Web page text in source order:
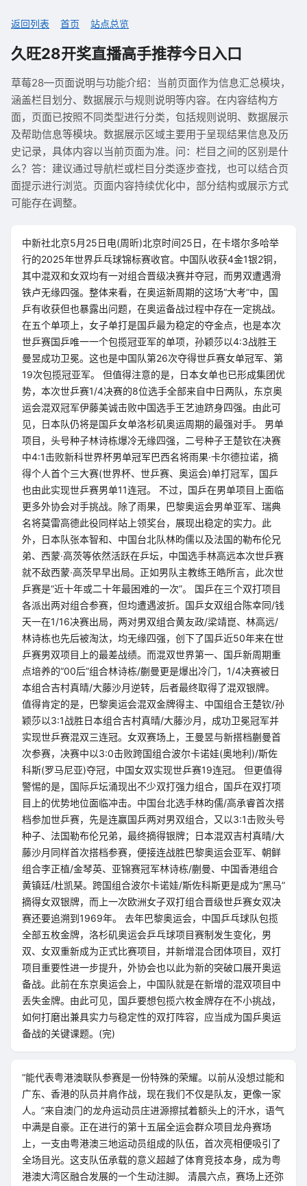
返回列表 首页 站点总览
久旺28开奖直播高手推荐今日入口
草莓28—页面说明与功能介绍：当前页面作为信息汇总模块，
涵盖栏目划分、数据展示与规则说明等内容。在内容结构方
面，页面已按照不同类型进行分类，包括规则说明、数据展示
及帮助信息等模块。数据展示区域主要用于呈现结果信息及历
史记录，具体内容以当前页面为准。问：栏目之间的区别是什
么？答：建议通过导航栏或栏目分类逐步查找，也可以结合页
面提示进行浏览。页面内容持续优化中，部分结构或展示方式
可能存在调整。
中新社北京5月25日电(周昕)北京时间25日，在卡塔尔多哈举
行的2025年世界乒乓球锦标赛收官。中国队收获4金1银2铜，
其中混双和女双均有一对组合晋级决赛并夺冠，而男双遭遇滑
铁卢无缘四强。整体来看，在奥运新周期的这场“大考”中，国
乒有收获但也暴露出问题，在奥运备战过程中存在一定挑战。
在五个单项上，女子单打是国乒最为稳定的夺金点，也是本次
世乒赛国乒唯一一个包揽冠亚军的单项，孙颖莎以4:3战胜王
曼昱成功卫冕。这也是中国队第26次夺得世乒赛女单冠军、第
19次包揽冠亚军。 但值得注意的是，日本女单也已形成集团优
势，本次世乒赛1/4决赛的8位选手全部来自中日两队，东京奥
运会混双冠军伊藤美诚击败中国选手王艺迪跻身四强。由此可
见，日本队仍将是国乒女单洛杉矶奥运周期的最强对手。 男单
项目，头号种子林诗栋爆冷无缘四强，二号种子王楚钦在决赛
中4:1击败新科世界杯男单冠军巴西名将雨果·卡尔德拉诺，摘
得个人首个三大赛(世界杯、世乒赛、奥运会)单打冠军，国乒
也由此实现世乒赛男单11连冠。 不过，国乒在男单项目上面临
更多外协会对手挑战。除了雨果，巴黎奥运会男单亚军、瑞典
名将莫雷高德此役同样站上领奖台，展现出稳定的实力。此
外，日本队张本智和、中国台北队林昀儒以及法国的勒布伦兄
弟、西蒙·高茨等依然活跃在乒坛，中国选手林高远本次世乒赛
就不敌西蒙·高茨早早出局。正如男队主教练王皓所言，此次世
乒赛是“近十年或二十年最困难的一次”。 国乒在三个双打项目
各派出两对组合参赛，但均遭遇波折。国乒女双组合陈幸同/钱
天一在1/16决赛出局，两对男双组合黄友政/梁靖崑、林高远/
林诗栋也先后被淘汰，均无缘四强，创下了国乒近50年来在世
乒赛男双项目上的最差战绩。而混双世界第一、国乒新周期重
点培养的“00后”组合林诗栋/蒯曼更是爆出冷门，1/4决赛被日
本组合吉村真晴/大藤沙月逆转，后者最终取得了混双银牌。
值得肯定的是，巴黎奥运会混双金牌得主、中国组合王楚钦/孙
颖莎以3:1战胜日本组合吉村真晴/大藤沙月，成功卫冕冠军并
实现世乒赛混双三连冠。女双赛场上，王曼昱与新搭档蒯曼首
次参赛，决赛中以3:0击败跨国组合波尔卡诺娃(奥地利)/斯佐
科斯(罗马尼亚)夺冠，中国女双实现世乒赛19连冠。 但更值得
警惕的是，国际乒坛涌现出不少双打强力组合，国乒在双打项
目上的优势地位面临冲击。中国台北选手林昀儒/高承睿首次搭
档参加世乒赛，先是连赢国乒两对男双组合，又以3:1击败头号
种子、法国勒布伦兄弟，最终摘得银牌；日本混双吉村真晴/大
藤沙月同样首次搭档参赛，便接连战胜巴黎奥运会亚军、朝鲜
组合李正植/金琴英、亚锦赛冠军林诗栋/蒯曼、中国香港组合
黄镇廷/杜凯琹。跨国组合波尔卡诺娃/斯佐科斯更是成为“黑马”
摘得女双银牌，而上一次欧洲女子双打组合晋级世乒赛女双决
赛还要追溯到1969年。 去年巴黎奥运会，中国乒乓球队包揽
全部五枚金牌，洛杉矶奥运会乒乓球项目赛制发生变化，男
双、女双重新成为正式比赛项目，并新增混合团体项目，双打
项目重要性进一步提升，外协会也以此为新的突破口展开奥运
备战。此前在东京奥运会上，中国队就是在新增的混双项目中
丢失金牌。由此可见，国乒要想包揽六枚金牌存在不小挑战，
如何打磨出兼具实力与稳定性的双打阵容，应当成为国乒奥运
备战的关键课题。(完)
“能代表粤港澳联队参赛是一份特殊的荣耀。以前从没想过能和
广东、香港的队员并肩作战，现在我们不仅是队友，更像一家
人。”来自澳门的龙舟运动员庄进源擦拭着额头上的汗水，语气
中满是自豪。正在进行的第十五届全运会群众项目龙舟赛场
上，一支由粤港澳三地运动员组成的队伍，首次亮相便吸引了
全场目光。这支队伍承载的意义超越了体育竞技本身，成为粤
港澳大湾区融合发展的一个生动注脚。 清晨六点，赛场上还弥